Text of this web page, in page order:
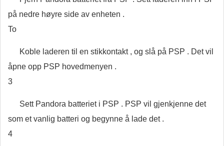
på nedre høyre side av enheten .
To
Koble laderen til en stikkontakt , og slå på PSP . Det vil
åpne opp PSP hovedmenyen .
3
Sett Pandora batteriet i PSP . PSP vil gjenkjenne det
som et vanlig batteri og begynne å lade det .
4